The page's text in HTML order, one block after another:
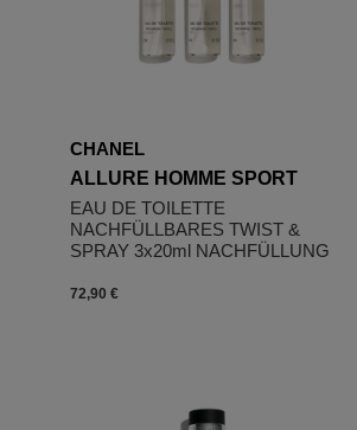
CHANEL
ALLURE HOMME SPORT
EAU DE TOILETTE
NACHFÜLLBARES TWIST &
SPRAY 3x20ml NACHFÜLLUNG
72,90 €